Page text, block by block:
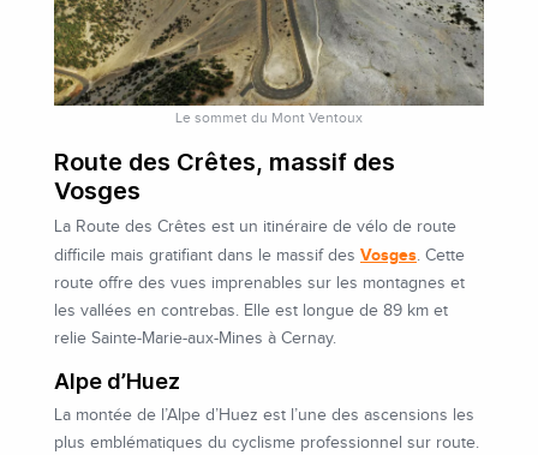
Le sommet du Mont Ventoux
Route des Crêtes, massif des
Vosges
La Route des Crêtes est un itinéraire de vélo de route
difficile mais gratifiant dans le massif des Vosges. Cette
route offre des vues imprenables sur les montagnes et
les vallées en contrebas. Elle est longue de 89 km et
relie Sainte-Marie-aux-Mines à Cernay.
Alpe d’Huez
La montée de l’Alpe d’Huez est l’une des ascensions les
plus emblématiques du cyclisme professionnel sur route.